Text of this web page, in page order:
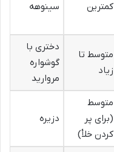
کمترین سینوهه
متوسط تا
زیاد
دختری با
گوشواره
مروارید
متوسط
(برای پر
کردن خلأ)
دزیره